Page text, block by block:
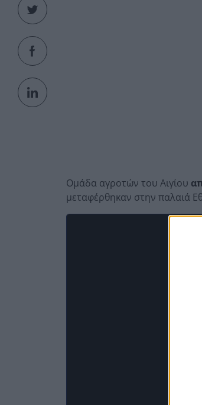
Ομάδα αγροτών του Αιγίου
μεταφέρθηκαν στην παλαιά